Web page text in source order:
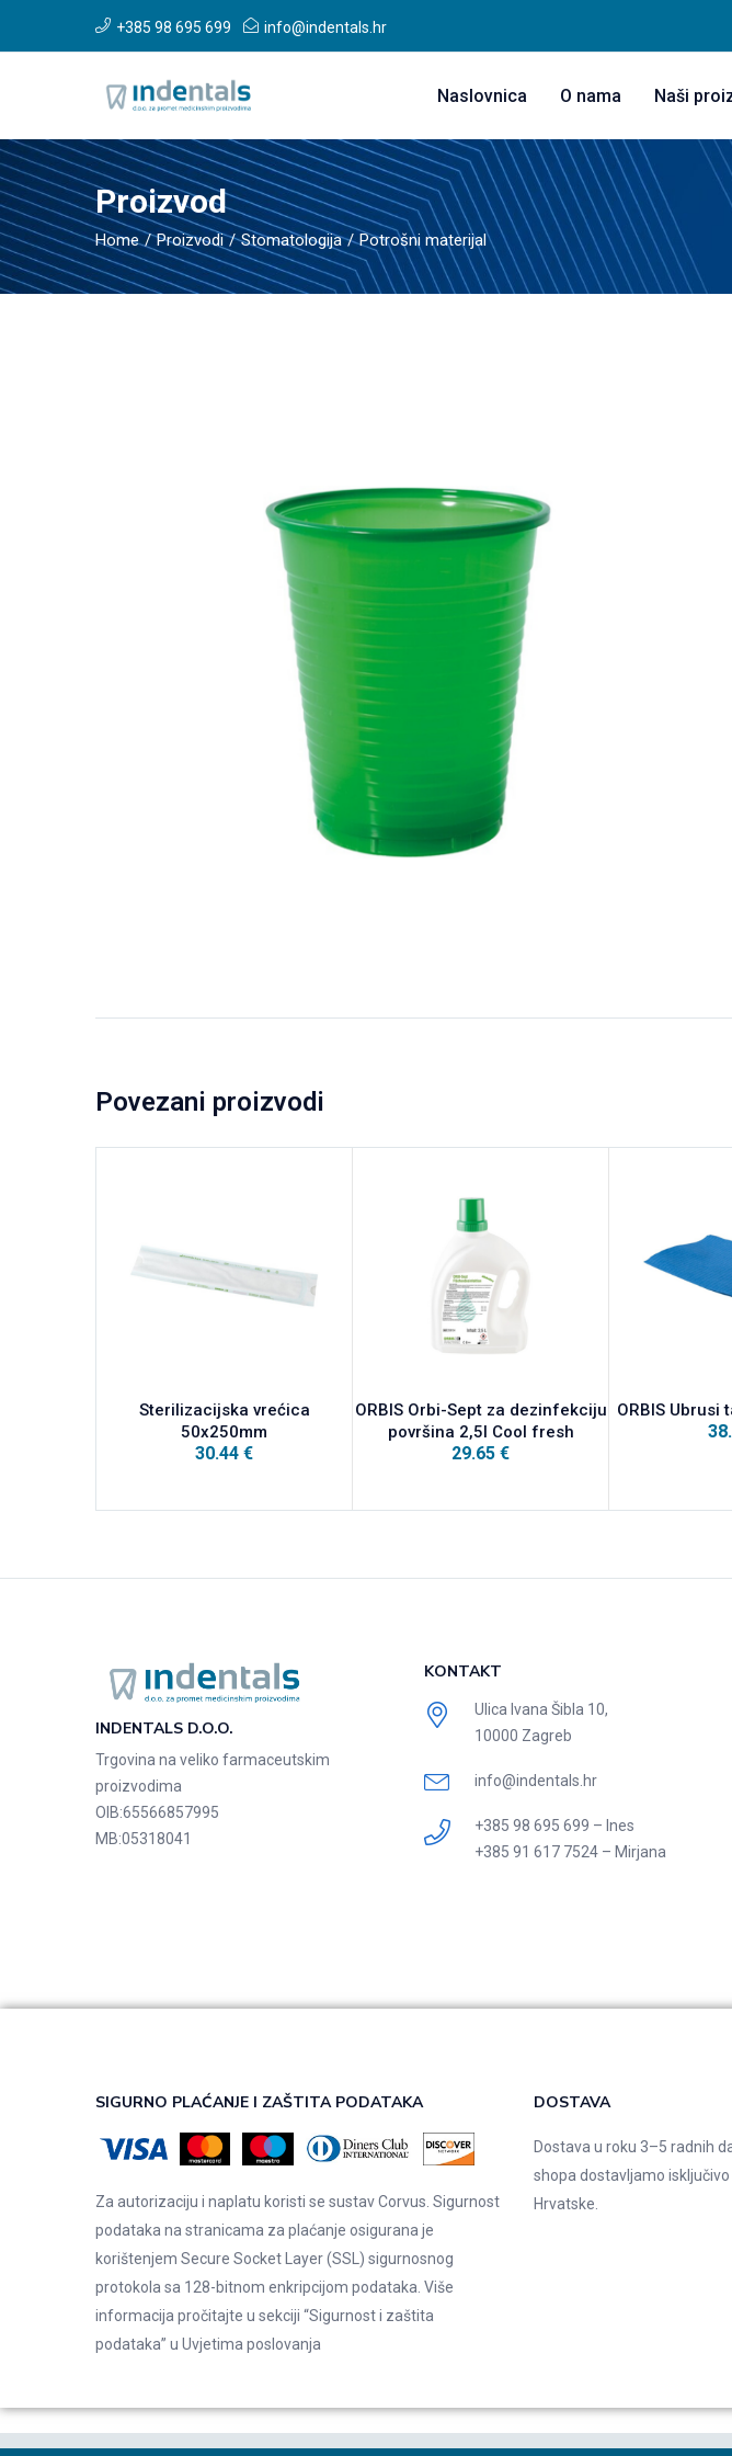
+385 98 695 699 info@indentals.hr
Naslovnica O nama Naši
Proizvod
Home Proizvodi Stomatologija Potrošni materijal
Povezani proizvodi
Sterilizacijska vrećica
50x250mm
30.44 €
ORBIS Orbi-Sept za dezinfekciju
površina 2,5l Cool fresh
29.65 €
ORBIS Ubrusi
INDENTALS D.O.O.
Trgovina na veliko farmaceutskim
proizvodima
OIB:65566857995
MB:05318041
KONTAKT
Ulica Ivana Šibla 10,
10000 Zagreb
info@indentals.hr
+385 98 695 699 – Ines
+385 91 617 7524 – Mirjana
SIGURNO PLAĆANJE I ZAŠTITA PODATAKA
Za autorizaciju i naplatu koristi se sustav Corvus. Sigurnost
podataka na stranicama za plaćanje osigurana je
korištenjem Secure Socket Layer (SSL) sigurnosnog
protokola sa 128-bitnom enkripcijom podataka. Više
informacija pročitajte u sekciji “Sigurnost i zaštita
podataka” u Uvjetima poslovanja
DOSTAVA
Dostava u roku 3–5 radnih
shopa dostavljamo
Hrvatske.